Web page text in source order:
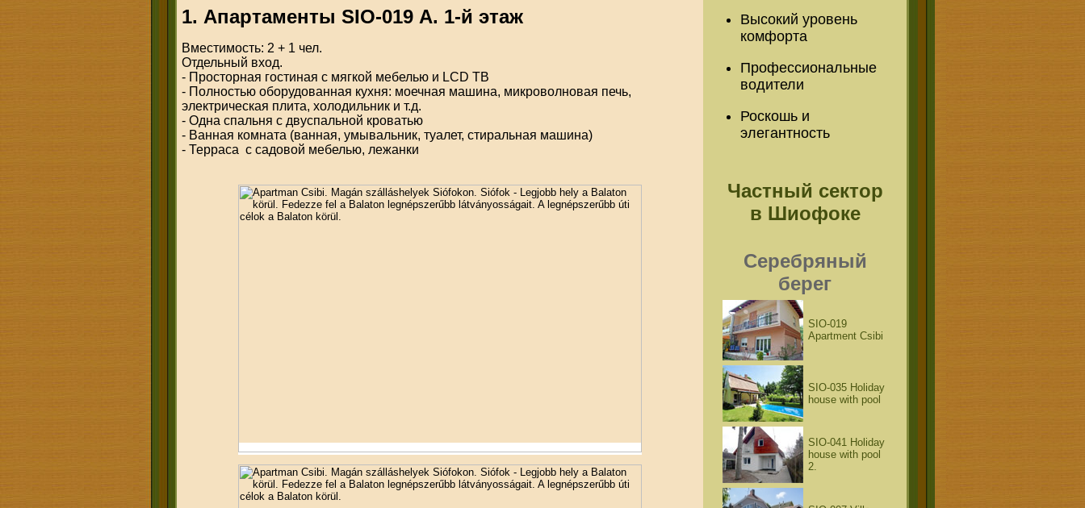
1. Апартаменты SIO-019 А. 1-й этаж
Вместимость: 2 + 1 чел.
Отдельный вход.
- Просторная гостиная с мягкой мебелью и LCD ТВ
- Полностью оборудованная кухня: моечная машина, микроволновая печь,
электрическая плита, холодильник и т.д.
- Одна спальня с двуспальной кроватью
- Ванная комната (ванная, умывальник, туалет, стиральная машина)
- Терраса с садовой мебелью, лежанки
Высокий уровень
комфорта
Профессиональные
водители
Роскошь и
элегантность
Частный сектор
в Шиофоке
Серебряный
берег
SIO-019
Apartment Csibi
SIO-035 Holiday
house with pool
SIO-041 Holiday
house with pool
2.